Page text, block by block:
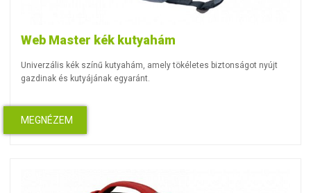
Web Master kék kutyahám
Univerzális kék színű kutyahám, amely tökéletes biztonságot nyújt
gazdinak és kutyájának egyaránt.
MEGNÉZEM